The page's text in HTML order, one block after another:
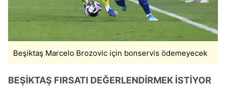
Beşiktaş Marcelo Brozovic için bonservis ödemeyecek
BEŞİKTAŞ FIRSATI DEĞERLENDİRMEK İSTİYOR